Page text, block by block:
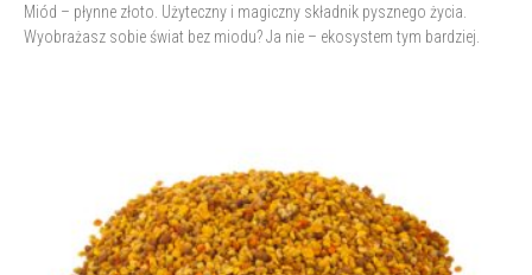
Miód – płynne złoto. Użyteczny i magiczny składnik pysznego życia.
Wyobrażasz sobie świat bez miodu? Ja nie – ekosystem tym bardziej.